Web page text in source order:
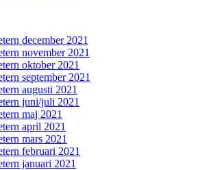
december 2021
november 2021
oktober 2021
september 2021
augusti 2021
juni/juli 2021
maj 2021
april 2021
mars 2021
februari 2021
januari 2021